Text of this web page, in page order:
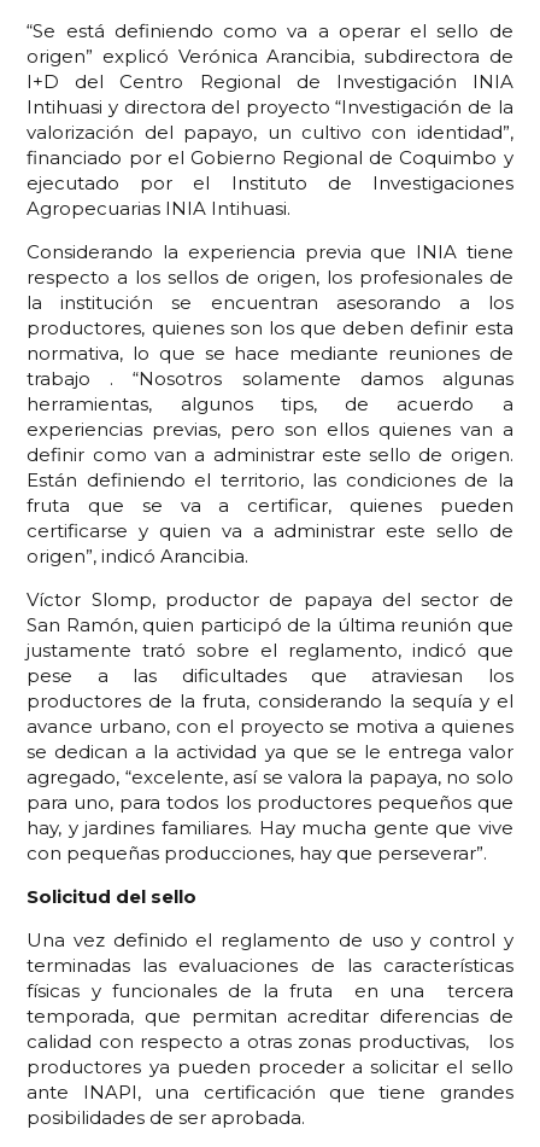
“Se está definiendo como va a operar el sello de
origen” explicó Verónica Arancibia, subdirectora de
I+D del Centro Regional de Investigación INIA
Intihuasi y directora del proyecto “Investigación de la
valorización del papayo, un cultivo con identidad”,
financiado por el Gobierno Regional de Coquimbo y
ejecutado por el Instituto de Investigaciones
Agropecuarias INIA Intihuasi.
Considerando la experiencia previa que INIA tiene
respecto a los sellos de origen, los profesionales de
la institución se encuentran asesorando a los
productores, quienes son los que deben definir esta
normativa, lo que se hace mediante reuniones de
trabajo . “Nosotros solamente damos algunas
herramientas, algunos tips, de acuerdo a
experiencias previas, pero son ellos quienes van a
definir como van a administrar este sello de origen.
Están definiendo el territorio, las condiciones de la
fruta que se va a certificar, quienes pueden
certificarse y quien va a administrar este sello de
origen”, indicó Arancibia.
Víctor Slomp, productor de papaya del sector de
San Ramón, quien participó de la última reunión que
justamente trató sobre el reglamento, indicó que
pese a las dificultades que atraviesan los
productores de la fruta, considerando la sequía y el
avance urbano, con el proyecto se motiva a quienes
se dedican a la actividad ya que se le entrega valor
agregado, “excelente, así se valora la papaya, no solo
para uno, para todos los productores pequeños que
hay, y jardines familiares. Hay mucha gente que vive
con pequeñas producciones, hay que perseverar”.
Solicitud del sello
Una vez definido el reglamento de uso y control y
terminadas las evaluaciones de las características
físicas y funcionales de la fruta en una tercera
temporada, que permitan acreditar diferencias de
calidad con respecto a otras zonas productivas, los
productores ya pueden proceder a solicitar el sello
ante INAPI, una certificación que tiene grandes
posibilidades de ser aprobada.